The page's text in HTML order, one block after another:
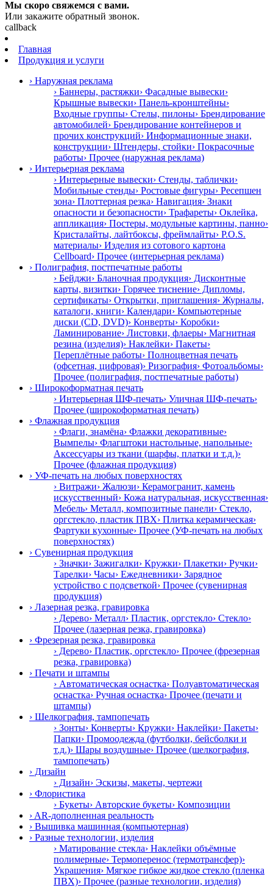
Мы скоро свяжемся с вами.
Или закажите обратный звонок.
callback
Главная
Продукция и услуги
› Наружная реклама
› Баннеры, растяжки› Фасадные вывески›
Крышные вывески› Панель-кронштейны›
Входные группы› Стелы, пилоны› Брендирование
автомобилей› Брендирование контейнеров и
прочих конструкций› Информационные знаки,
конструкции› Штендеры, стойки› Покрасочные
работы› Прочее (наружная реклама)
› Интерьерная реклама
› Интерьерные вывески› Стенды, таблички›
Мобильные стенды› Ростовые фигуры› Ресепшен
зона› Плоттерная резка› Навигация› Знаки
опасности и безопасности› Трафареты› Оклейка,
аппликация› Постеры, модульные картины, панно›
Кристалайты, лайтбоксы, фреймлайты› P.O.S.
материалы› Изделия из сотового картона
Cellboard› Прочее (интерьерная реклама)
› Полиграфия, постпечатные работы
› Бейджи› Бланочная продукция› Дисконтные
карты, визитки› Горячее тиснение› Дипломы,
сертификаты› Открытки, приглашения› Журналы,
каталоги, книги› Календари› Компьютерные
диски (CD, DVD)› Конверты› Коробки›
Ламинирование› Листовки, флаеры› Магнитная
резина (изделия)› Наклейки› Пакеты›
Переплётные работы› Полноцветная печать
(офсетная, цифровая)› Ризография› Фотоальбомы›
Прочее (полиграфия, постпечатные работы)
› Широкоформатная печать
› Интерьерная ШФ-печать› Уличная ШФ-печать›
Прочее (широкоформатная печать)
› Флажная продукция
› Флаги, знамёна› Флажки декоративные›
Вымпелы› Флагштоки настольные, напольные›
Аксессуары из ткани (шарфы, платки и т.д.)›
Прочее (флажная продукция)
› УФ-печать на любых поверхностях
› Витражи› Жалюзи› Керамогранит, камень
искусственный› Кожа натуральная, искусственная›
Мебель› Металл, композитные панели› Стекло,
оргстекло, пластик ПВХ› Плитка керамическая›
Фартуки кухонные› Прочее (УФ-печать на любых
поверхностях)
› Сувенирная продукция
› Значки› Зажигалки› Кружки› Плакетки› Ручки›
Тарелки› Часы› Ежедневники› Зарядное
устройство с подсветкой› Прочее (сувенирная
продукция)
› Лазерная резка, гравировка
› Дерево› Металл› Пластик, оргстекло› Стекло›
Прочее (лазерная резка, гравировка)
› Фрезерная резка, гравировка
› Дерево› Пластик, оргстекло› Прочее (фрезерная
резка, гравировка)
› Печати и штампы
› Автоматическая оснастка› Полуавтоматическая
оснастка› Ручная оснастка› Прочее (печати и
штампы)
› Шелкография, тампопечать
› Зонты› Конверты› Кружки› Наклейки› Пакеты›
Папки› Промоодежда (футболки, бейсболки и
т.д.)› Шары воздушные› Прочее (шелкография,
тампопечать)
› Дизайн
› Дизайн› Эскизы, макеты, чертежи
› Флористика
› Букеты› Авторские букеты› Композиции
› AR-дополненная реальность
› Вышивка машинная (компьютерная)
› Разные технологии, изделия
› Матирование стекла› Наклейки объёмные
полимерные› Термоперенос (термотрансфер)›
Украшения› Мягкое гибкое жидкое стекло (пленка
ПВХ)› Прочее (разные технологии, изделия)